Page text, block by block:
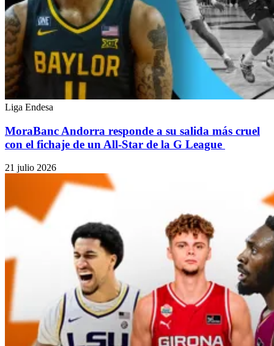
Liga Endesa
MoraBanc Andorra responde a su salida más cruel
con el fichaje de un All-Star de la G League
21 julio 2026